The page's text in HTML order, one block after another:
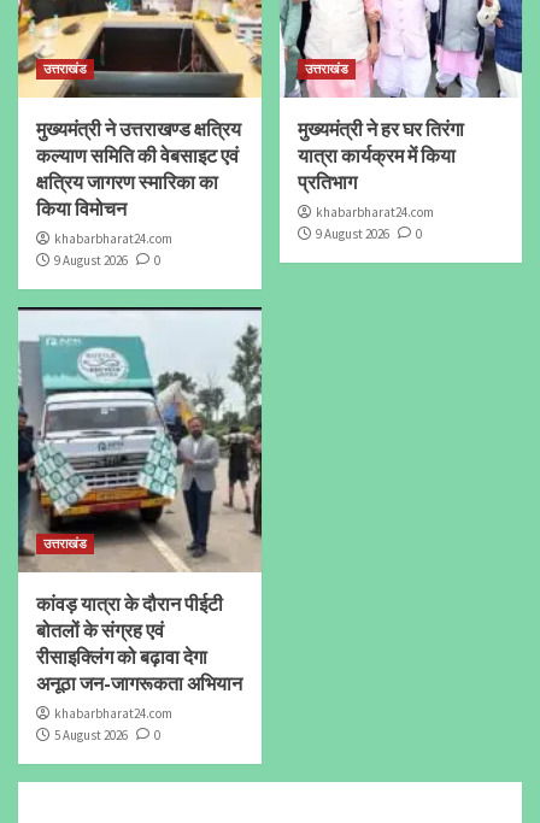
उत्तराखंड
मुख्यमंत्री ने उत्तराखण्ड क्षत्रिय
कल्याण समिति की वेबसाइट एवं
क्षत्रिय जागरण स्मारिका का
किया विमोचन
khabarbharat24.com
9 August 2026
0
उत्तराखंड
मुख्यमंत्री ने हर घर तिरंगा
यात्रा कार्यक्रम में किया
प्रतिभाग
khabarbharat24.com
9 August 2026
0
उत्तराखंड
कांवड़ यात्रा के दौरान पीईटी
बोतलों के संग्रह एवं
रीसाइक्लिंग को बढ़ावा देगा
अनूठा जन-जागरूकता अभियान
khabarbharat24.com
5 August 2026
0